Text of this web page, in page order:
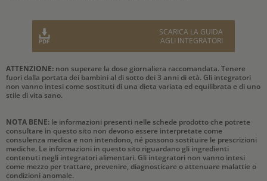
SCARICA LA GUIDA
AGLI INTEGRATORI
ATTENZIONE: non superare la dose giornaliera raccomandata. Tenere
fuori dalla portata dei bambini al di sotto dei 3 anni di età. Gli integratori
non vanno intesi come sostituti di una dieta variata ed equilibrata e di uno
stile di vita sano.
NOTA BENE: le informazioni presenti nelle schede prodotto che potrete
consultare in questo sito non devono essere interpretate come
consulenza medica e non intendono, né possono sostituire le prescrizioni
mediche. Le informazioni in questo sito riguardano gli ingredienti
contenuti negli integratori alimentari. Gli integratori non vanno intesi
come mezzo per trattare, prevenire, diagnosticare o attenuare malattie o
condizioni anomale.